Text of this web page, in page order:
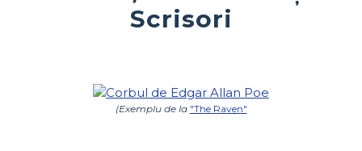
Scrisori
(Exemplu de la "The Raven"